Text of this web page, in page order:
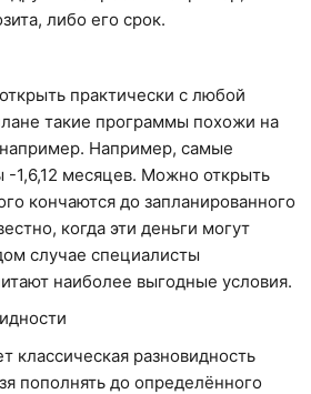
либо его срок.
практически с любой
такие программы похожи на
Например, самые
-1,6,12 месяцев. Можно открыть
кончаются до запланированного
когда эти деньги могут
случае специалисты
наиболее выгодные условия.
классическая разновидность
пополнять до определённого